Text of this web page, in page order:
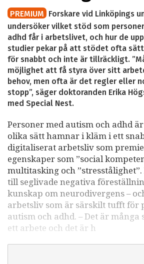
PREMIUM Forskare vid Linköpings
undersöker vilket stöd som
adhd får i arbetslivet, och hur de
studier pekar på att stödet ofta
för snabbt och inte är tillräckligt.
möjlighet att få styra över sitt
behov, men ofta är det regler eller
stopp”, säger doktoranden Erika
med Special Nest.
Personer med autism och adhd
olika sätt hamnar i kläm i ett
digitaliserat arbetsliv som
egenskaper som ”social
multitasking och
till seglivade negativa
kunskap om neurodivergens –
arbetsliv som är särskilt tufft för
autism och adhd. – Det är många
ett arbete och det är h